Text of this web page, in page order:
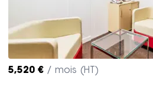
5,520 € / mois (HT)